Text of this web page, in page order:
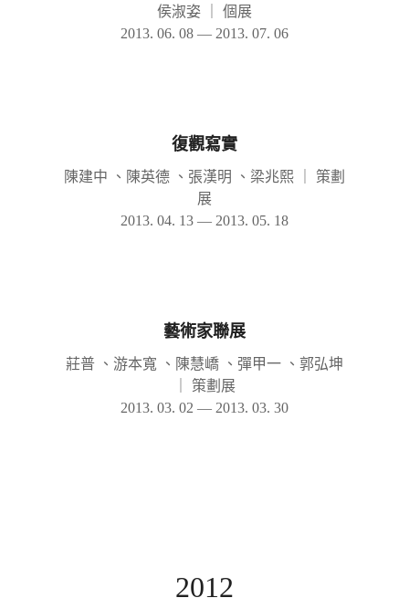
侯淑姿
個展
2013. 06. 08 — 2013. 07. 06
復觀寫實
陳建中 、陳英德 、張漢明 、梁兆熙
策劃
展
2013. 04. 13 — 2013. 05. 18
藝術家聯展
莊普 、游本寬 、陳慧嶠 、彈甲一 、郭弘坤
策劃展
2013. 03. 02 — 2013. 03. 30
2012